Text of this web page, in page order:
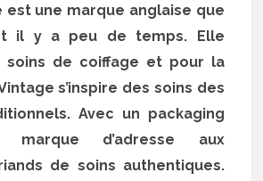
est une marque anglaise que
il y a peu de temps. Elle
soins de coiffage et pour la
s’inspire des soins des
Avec un packaging
marque d’adresse aux
de soins authentiques.